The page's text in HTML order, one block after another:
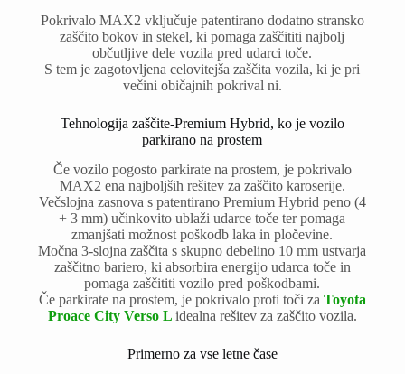
Pokrivalo MAX2 vključuje patentirano dodatno stransko
zaščito bokov in stekel, ki pomaga zaščititi najbolj
občutljive dele vozila pred udarci toče.
S tem je zagotovljena celovitejša zaščita vozila, ki je pri
večini običajnih pokrival ni.
Tehnologija zaščite-Premium Hybrid, ko je vozilo
parkirano na prostem
Če vozilo pogosto parkirate na prostem, je pokrivalo
MAX2 ena najboljših rešitev za zaščito karoserije.
Večslojna zasnova s patentirano Premium Hybrid peno (4
+ 3 mm) učinkovito ublaži udarce toče ter pomaga
zmanjšati možnost poškodb laka in pločevine.
Močna 3-slojna zaščita s skupno debelino 10 mm ustvarja
zaščitno bariero, ki absorbira energijo udarca toče in
pomaga zaščititi vozilo pred poškodbami.
Če parkirate na prostem, je pokrivalo proti toči za Toyota
Proace City Verso L idealna rešitev za zaščito vozila.
Primerno za vse letne čase